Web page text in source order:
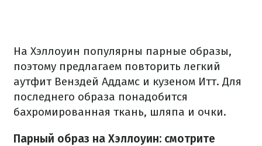
На Хэллоуин популярны парные образы,
поэтому предлагаем повторить легкий
аутфит Венздей Аддамс и кузеном Итт. Для
последнего образа понадобится
бахромированная ткань, шляпа и очки.
Парный образ на Хэллоуин: смотрите